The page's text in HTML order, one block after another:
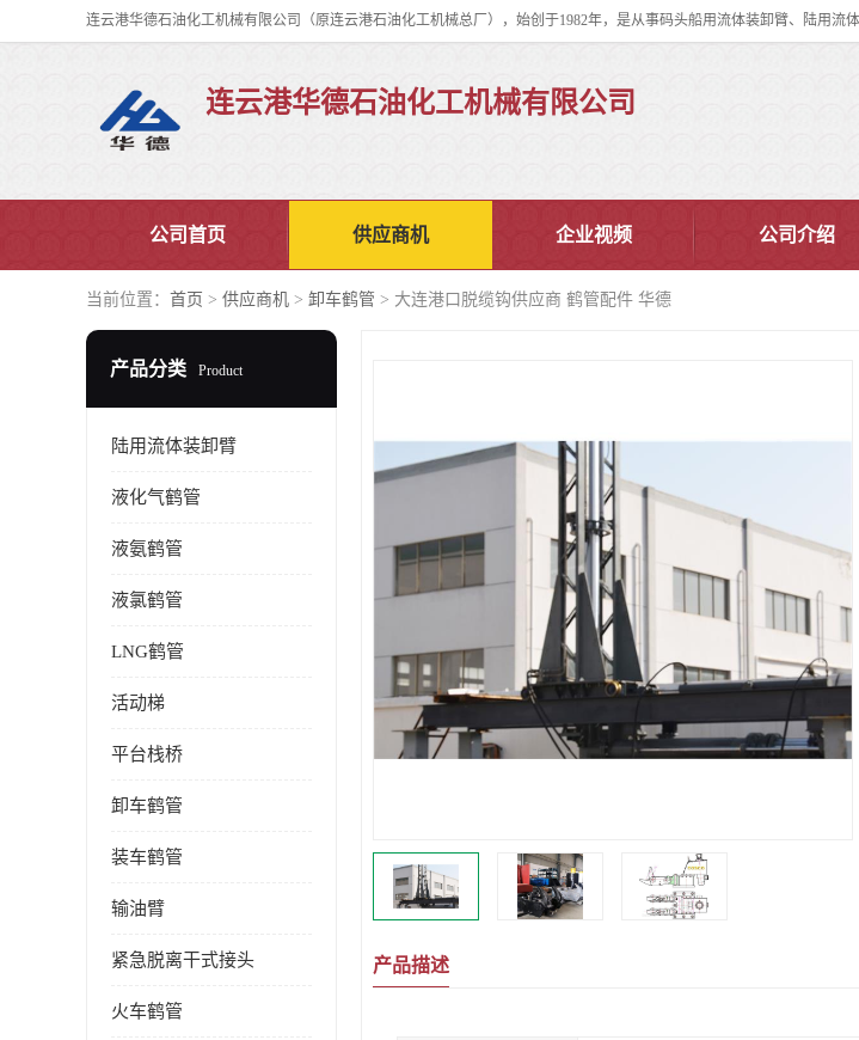
连云港华德石油化工机械有限公司
公司首页 供应商机 企业视频 公司介绍
当前位置： 首页 > 供应商机 > 卸车鹤管 > 大连港口脱缆钩供应商 鹤管配件 华德
产品分类 Product
陆用流体装卸臂
液化气鹤管
液氨鹤管
液氯鹤管
LNG鹤管
活动梯
平台栈桥
卸车鹤管
装车鹤管
输油臂
紧急脱离干式接头
火车鹤管
产品描述